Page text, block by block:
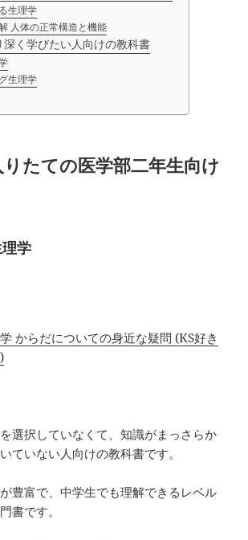
生理学
人体の正常構造と機能
深く学びたい人向けの教科書
生理学
たての医学部二年生向け
学
からだについての身近な疑問 (KS好き
選択していなくて、知識がまっさらか
ていない人向けの教科書です。
豊富で、中学生でも理解できるレベル
書です。